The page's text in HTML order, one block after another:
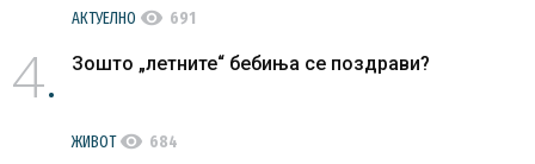
АКТУЕЛНО visibility 691
4 Зошто „летните“ бебиња се поздрави?
ЖИВОТvisibility 684